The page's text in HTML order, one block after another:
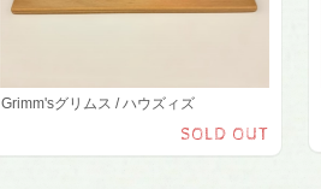
Grimm'sグリムス / ハウズィズ
SOLD OUT